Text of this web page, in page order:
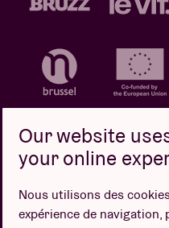
Politique de
Our website
your online
Nous utilisons des
expérience de